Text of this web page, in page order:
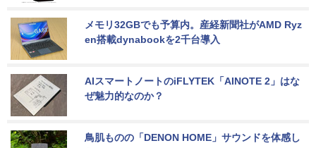
メモリ32GBでも予算内。産経新聞社がAMD Ryz
en搭載dynabookを2千台導入
AIスマートノートのiFLYTEK「AINOTE 2」はな
ぜ魅力的なのか？
鳥肌ものの「DENON HOME」サウンドを体感し